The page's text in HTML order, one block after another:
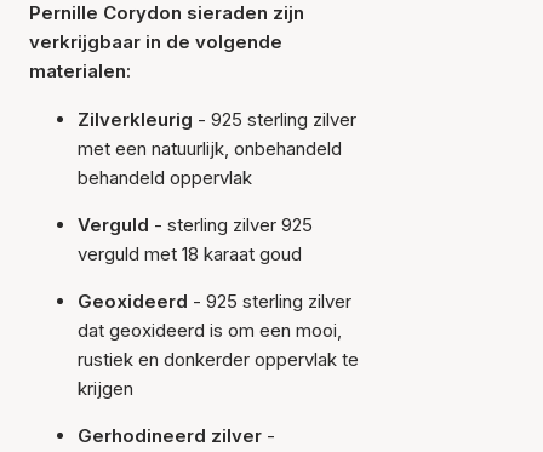
Pernille Corydon sieraden zijn
verkrijgbaar in de volgende
materialen:
Zilverkleurig - 925 sterling zilver
met een natuurlijk, onbehandeld
behandeld oppervlak
Verguld - sterling zilver 925
verguld met 18 karaat goud
Geoxideerd - 925 sterling zilver
dat geoxideerd is om een mooi,
rustiek en donkerder oppervlak te
krijgen
Gerhodineerd zilver -